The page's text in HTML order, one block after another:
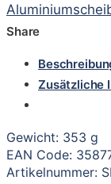
Share
Zusätzliche
Gewicht: 353 g
EAN Code:
Artikelnummer: